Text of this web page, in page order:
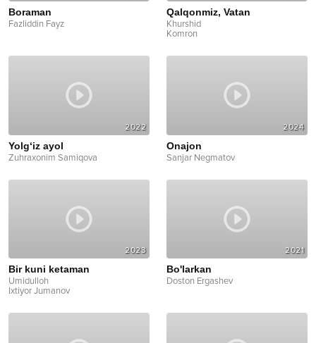
Boraman
Fazliddin Fayz
Qalqonmiz, Vatan
Khurshid
Komron
2022
Yolg‘iz ayol
Zuhraxonim Samiqova
2024
Onajon
Sanjar Negmatov
2023
Bir kuni ketaman
Umidulloh
Ixtiyor Jumanov
2021
Bo'larkan
Doston Ergashev